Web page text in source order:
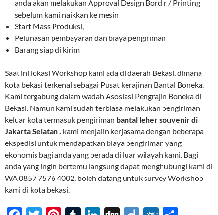
anda akan melakukan Approval Design Bordir / Printing
sebelum kami naikkan ke mesin
Start Mass Produksi,
Pelunasan pembayaran dan biaya pengiriman
Barang siap di kirim
Saat ini lokasi Workshop kami ada di daerah Bekasi, dimana
kota bekasi terkenal sebagai Pusat kerajinan Bantal Boneka.
Kami tergabung dalam wadah Asosiasi Pengrajin Boneka di
Bekasi. Namun kami sudah terbiasa melakukan pengiriman
keluar kota termasuk pengiriman bantal leher souvenir di
Jakarta Selatan . kami menjalin kerjasama dengan beberapa
ekspedisi untuk mendapatkan biaya pengiriman yang
ekonomis bagi anda yang berada di luar wilayah kami. Bagi
anda yang ingin bertemu langsung dapat menghubungi kami di
WA 0857 7576 4002, boleh datang untuk survey Workshop
kami di kota bekasi.